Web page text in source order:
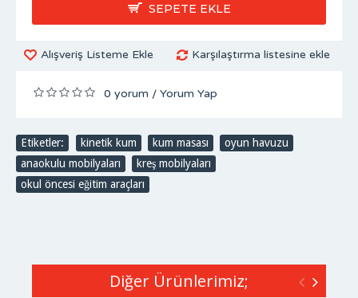
SEPETE EKLE
Alışveriş Listeme Ekle Karşılaştırma listesine ekle
0 yorum / Yorum Yap
Etiketler: kinetik kum kum masası oyun havuzu
anaokulu mobilyaları
kreş mobilyaları
okul öncesi eğitim araçları
Diğer Ürünlerimiz;